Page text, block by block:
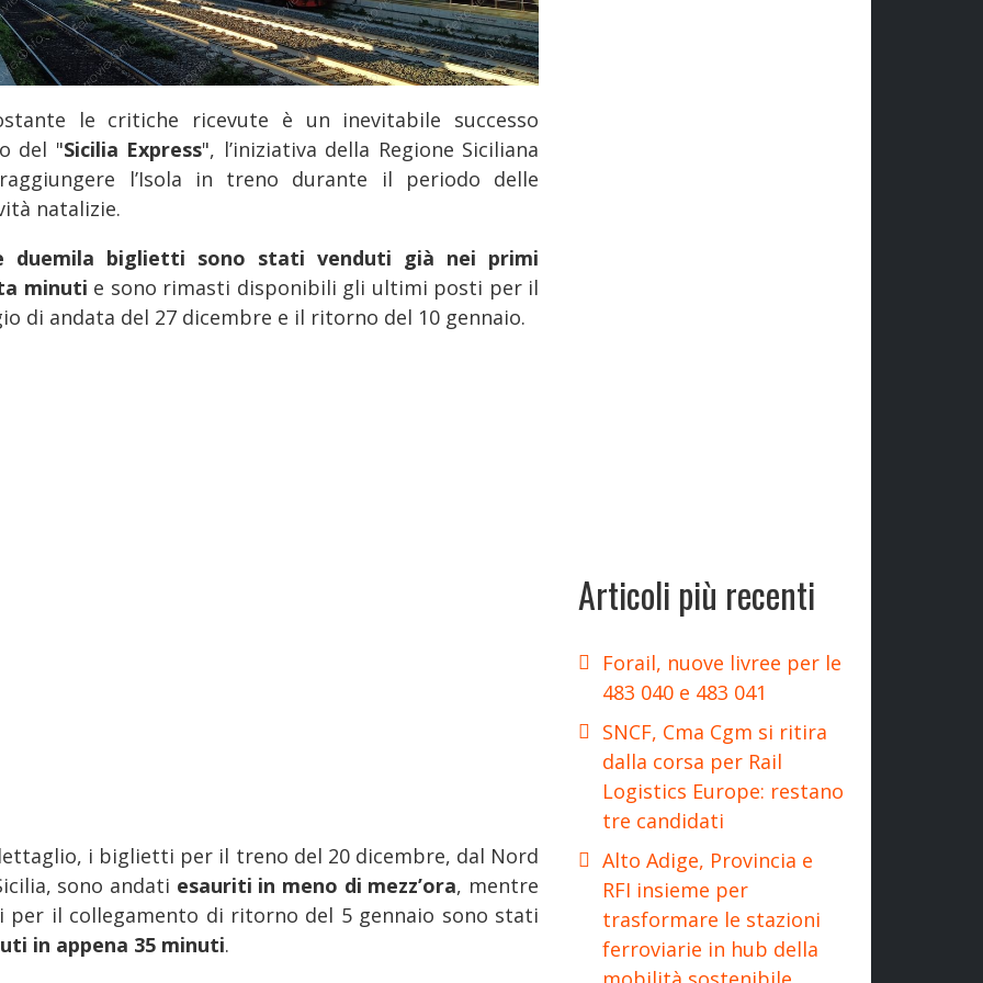
le critiche ricevute è un inevitabile successo
del "Sicilia Express", l’iniziativa della Regione Siciliana
l’Isola in treno durante il periodo delle
natalizie.
duemila biglietti sono stati venduti già nei primi
minuti e sono rimasti disponibili gli ultimi posti per il
di andata del 27 dicembre e il ritorno del 10 gennaio.
i biglietti per il treno del 20 dicembre, dal Nord
sono andati esauriti in meno di mezz’ora, mentre
per il collegamento di ritorno del 5 gennaio sono stati
in appena 35 minuti.
Articoli più recenti
Forail, nuove livree per le
483 040 e 483 041
SNCF, Cma Cgm si ritira
dalla corsa per Rail
Logistics Europe: restano
tre candidati
Alto Adige, Provincia e
RFI insieme per
trasformare le stazioni
ferroviarie in hub della